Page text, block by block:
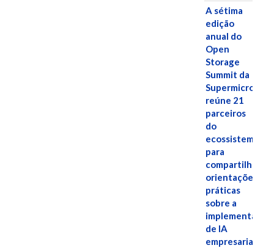
A sétima
edição
anual do
Open
Storage
Summit da
Supermicro
reúne 21
parceiros
do
ecossistema
para
compartilhar
orientações
práticas
sobre a
implementação
de IA
empresarial